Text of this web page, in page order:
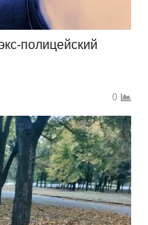
полицейский
0